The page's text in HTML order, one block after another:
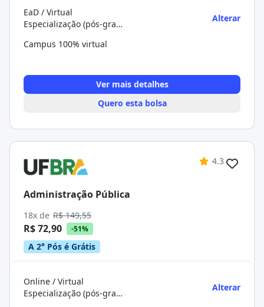
EaD / Virtual
Especialização (pós-graduação)
Alterar
Campus 100% virtual
Ver mais detalhes
Quero esta bolsa
4.3
Administração Pública
18x de R$ 149,55
R$ 72,90 -51%
A 2° Pós é Grátis
Online / Virtual
Especialização (pós-graduação)
Alterar